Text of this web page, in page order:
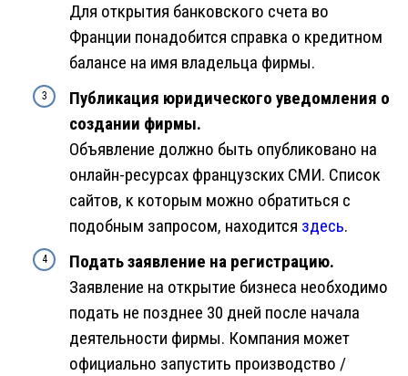
Для открытия банковского счета во
Франции понадобится справка о кредитном
балансе на имя владельца фирмы.
Публикация юридического уведомления о
создании фирмы.
Объявление должно быть опубликовано на
онлайн-ресурсах французских СМИ. Список
сайтов, к которым можно обратиться с
подобным запросом, находится здесь.
Подать заявление на регистрацию.
Заявление на открытие бизнеса необходимо
подать не позднее 30 дней после начала
деятельности фирмы. Компания может
официально запустить производство /